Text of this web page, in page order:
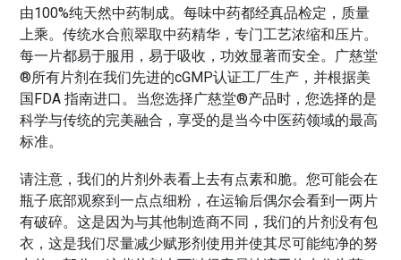
由100%纯天然中药制成。每味中药都经真品检定，质量
上乘。传统水合煎翠取中药精华，专门工艺浓缩和压片。
每一片都易于服用，易于吸收，功效显著而安全。广慈堂
®所有片剂在我们先进的cGMP认证工厂生产，并根据美
国FDA 指南进口。当您选择广慈堂®产品时，您选择的是
科学与传统的完美融合，享受的是当今中医药领域的最高
标准。
请注意，我们的片剂外表看上去有点素和脆。您可能会在
瓶子底部观察到一点点细粉，在运输后偶尔会看到一两片
有破碎。这是因为与其他制造商不同，我们的片剂没有包
衣，这是我们尽量减少赋形剂使用并使其尽可能纯净的努